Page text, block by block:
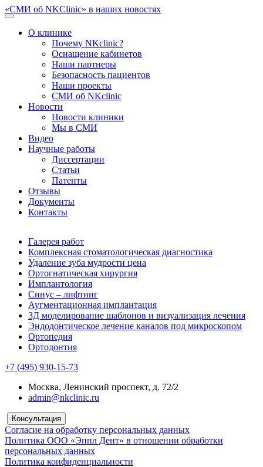
«СМИ об NKClinic» в наших новостях
О клинике
Почему NKclinic?
Оснащение кабинетов
Наши партнеры
Безопасность пациентов
Наши проекты
СМИ об NKclinic
Новости
Новости клиники
Мы в СМИ
Видео
Научные работы
Диссертации
Статьи
Патенты
Отзывы
Документы
Контакты
Галерея работ
Комплексная стоматологическая диагностика
Удаление зуба мудрости цена
Ортогнатическая хирургия
Имплантология
Синус – лифтинг
Аугментационная имплантация
3Д моделирование шаблонов и визуализация лечения
Эндодонтическое лечение каналов под микроскопом
Ортопедия
Ортодонтия
+7 (495) 930-15-73
Москва, Ленинский проспект, д. 72/2
admin@nkclinic.ru
Консультация
Согласие на обработку персональных данных
Политика ООО «Эппл Дент» в отношении обработки
персональных данных
Политика конфиденциальности